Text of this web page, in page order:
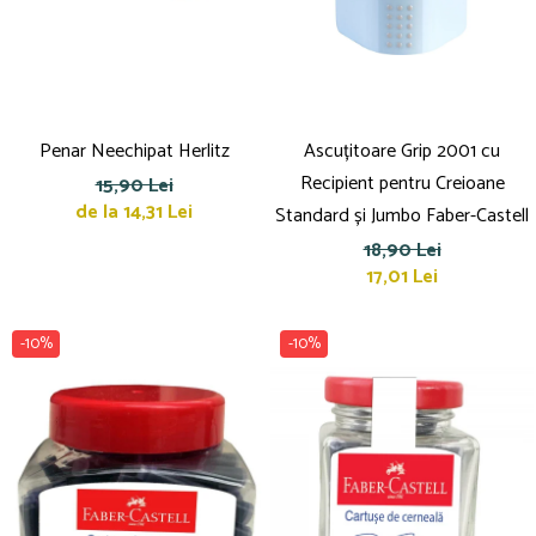
Caiete Biologie
Caiete cu Spirală
Caiete Dictando
Caiete Studențești
Caiete Tip I
Caiete Tip II
Caiete Velin
Vocabulare
Calculatoare
Instrumente de scris și desen
Penar Neechipat Herlitz
15,90 Lei
de la 14,31 Lei
Ascuțitoare Grip 2001 cu
Recipient pentru Creioane
Standard și Jumbo Faber-Castell
18,90 Lei
17,01 Lei
-10% -10%